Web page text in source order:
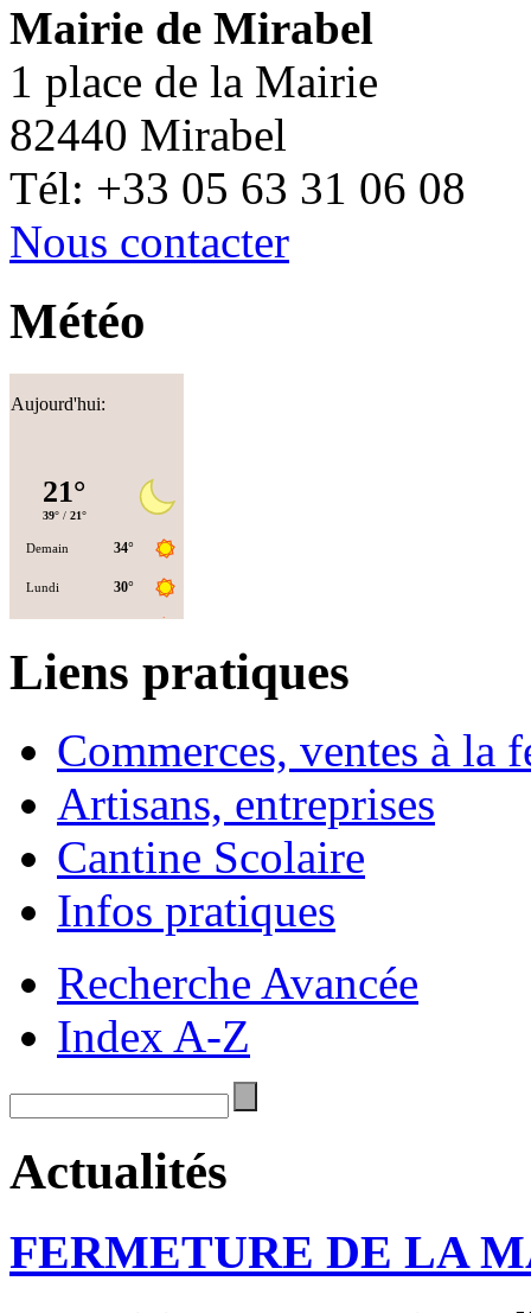
Mairie de Mirabel
1 place de la Mairie
82440 Mirabel
Tél: +33 05 63 31 06 08
Nous contacter
Météo
Aujourd'hui:
Liens pratiques
Commerces, ventes à la
Artisans, entreprises
Cantine Scolaire
Infos pratiques
Recherche Avancée
Index A-Z
Actualités
FERMETURE DE LA